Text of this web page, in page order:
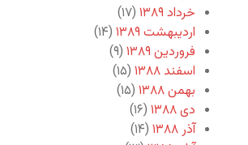
خرداد ۱۳۸۹
(۱۷)
اردیبهشت ۱۳۸۹
(۱۴)
فروردین ۱۳۸۹
(۹)
اسفند ۱۳۸۸
(۱۵)
بهمن ۱۳۸۸
(۱۵)
دی ۱۳۸۸
(۱۶)
آذر ۱۳۸۸
(۱۴)